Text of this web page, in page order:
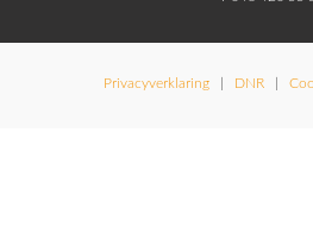
Privacyverklaring| DNR|